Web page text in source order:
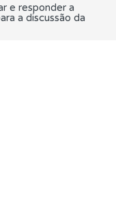
e responder a
a discussão da